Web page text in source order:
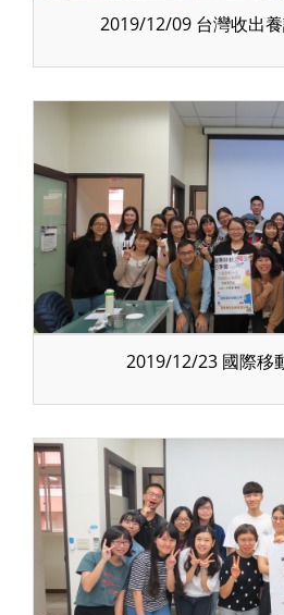
2019/12/09 台灣收出
2019/12/23 國際移